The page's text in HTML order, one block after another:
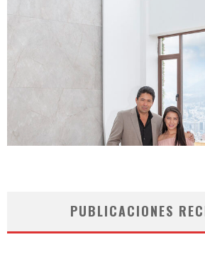
PUBLICACIONES